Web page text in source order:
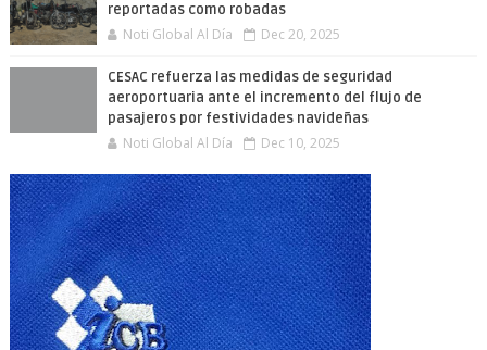
reportadas como robadas
Noti Global Al Día Dec 20, 2025
CESAC refuerza las medidas de seguridad
aeroportuaria ante el incremento del flujo de
pasajeros por festividades navideñas
Noti Global Al Día Dec 10, 2025